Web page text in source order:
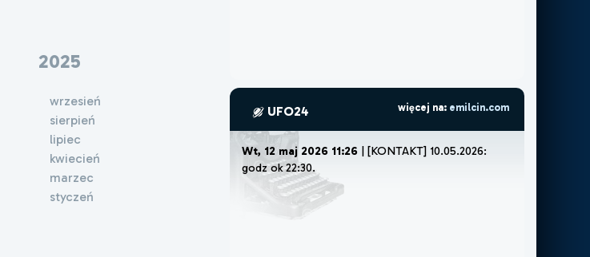
2025
wrzesień
sierpień
lipiec
kwiecień
marzec
styczeń
UFO24 więcej na: emilcin.com
Wt, 12 maj 2026 11:26 | [KONTAKT] 10.05.2026:
godz ok 22:30.